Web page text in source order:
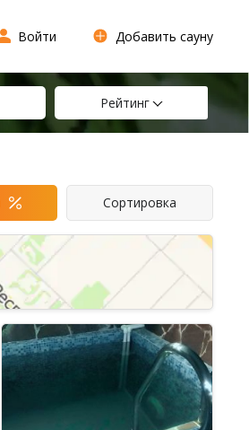
Войти Добавить сауну
Рейтинг
Сортировка